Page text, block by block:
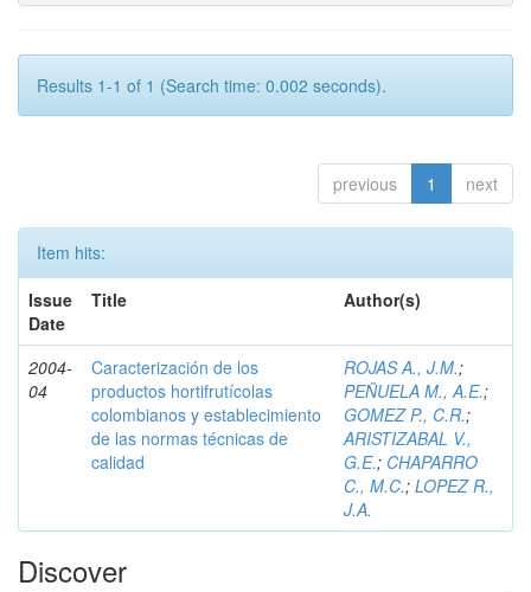
Results 1-1 of 1 (Search time: 0.002 seconds).
previous 1 next
Item hits:
Issue
Date
Title Author(s)
2004-
04
Caracterización de los
productos hortifrutícolas
colombianos y establecimiento
de las normas técnicas de
calidad
ROJAS A., J.M.;
PEÑUELA M., A.E.;
GOMEZ P., C.R.;
ARISTIZABAL V.,
G.E.; CHAPARRO
C., M.C.; LOPEZ R.,
J.A.
Discover